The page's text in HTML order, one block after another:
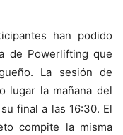
han podido
de Powerlifting que
La sesión de
lugar la mañana del
final a las 16:30. El
compite la misma